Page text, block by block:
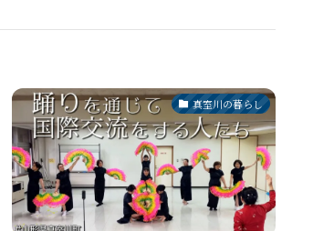
真室川の暮らし